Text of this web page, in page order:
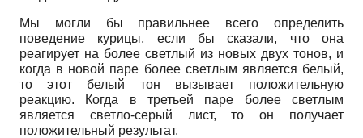
Мы могли бы правильнее всего определить
поведение курицы, если бы сказали, что она
реагирует на более светлый из новых двух тонов, и
когда в новой паре более светлым является белый,
то этот белый тон вызывает положительную
реакцию. Когда в третьей паре более светлым
является светло-серый лист, то он получает
положительный результат.